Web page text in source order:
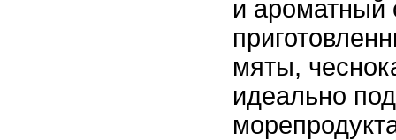
и ароматный
мяты,
идеально